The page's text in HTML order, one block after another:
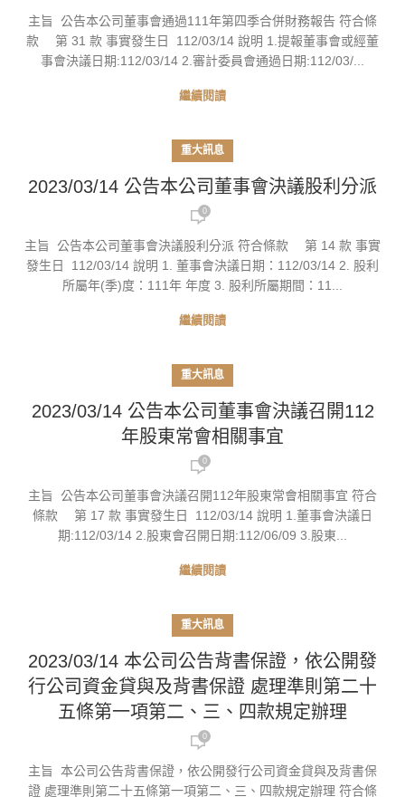
主旨 公告本公司董事會通過111年第四季合併財務報告 符合條
款 第 31 款 事實發生日 112/03/14 說明 1.提報董事會或經董
事會決議日期:112/03/14 2.審計委員會通過日期:112/03/...
繼續閱讀
重大訊息
2023/03/14 公告本公司董事會決議股利分派
0
主旨 公告本公司董事會決議股利分派 符合條款 第 14 款 事實
發生日 112/03/14 說明 1. 董事會決議日期：112/03/14 2. 股利
所屬年(季)度：111年 年度 3. 股利所屬期間：11...
繼續閱讀
重大訊息
2023/03/14 公告本公司董事會決議召開112
年股東常會相關事宜
0
主旨 公告本公司董事會決議召開112年股東常會相關事宜 符合
條款 第 17 款 事實發生日 112/03/14 說明 1.董事會決議日
期:112/03/14 2.股東會召開日期:112/06/09 3.股東...
繼續閱讀
重大訊息
2023/03/14 本公司公告背書保證，依公開發
行公司資金貸與及背書保證 處理準則第二十
五條第一項第二、三、四款規定辦理
0
主旨 本公司公告背書保證，依公開發行公司資金貸與及背書保
證 處理準則第二十五條第一項第二、三、四款規定辦理 符合條